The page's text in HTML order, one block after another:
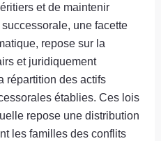
et de maintenir
une facette
repose sur la
et juridiquement
répartition des actifs
établies. Ces lois
repose une distribution
les familles des conflits